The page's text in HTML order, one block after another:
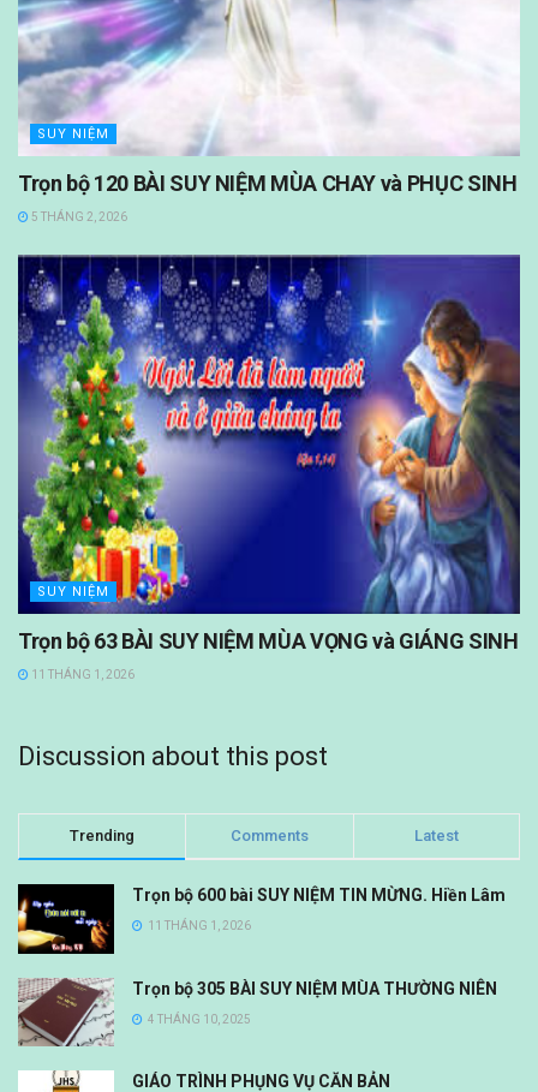
SUY NIỆM
Trọn bộ 120 BÀI SUY NIỆM MÙA CHAY và PHỤC SINH
5 THÁNG 2, 2026
SUY NIỆM
Trọn bộ 63 BÀI SUY NIỆM MÙA VỌNG và GIÁNG SINH
11 THÁNG 1, 2026
Discussion about this post
Trending Comments Latest
Trọn bộ 600 bài SUY NIỆM TIN MỪNG. Hiền Lâm
11 THÁNG 1, 2026
Trọn bộ 305 BÀI SUY NIỆM MÙA THƯỜNG NIÊN
4 THÁNG 10, 2025
GIÁO TRÌNH PHỤNG VỤ CĂN BẢN